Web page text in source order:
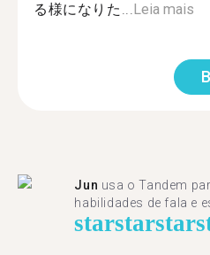
る様になりた...Leia mais
Jun usa o Tandem
habilidades de fala e
starstarstar